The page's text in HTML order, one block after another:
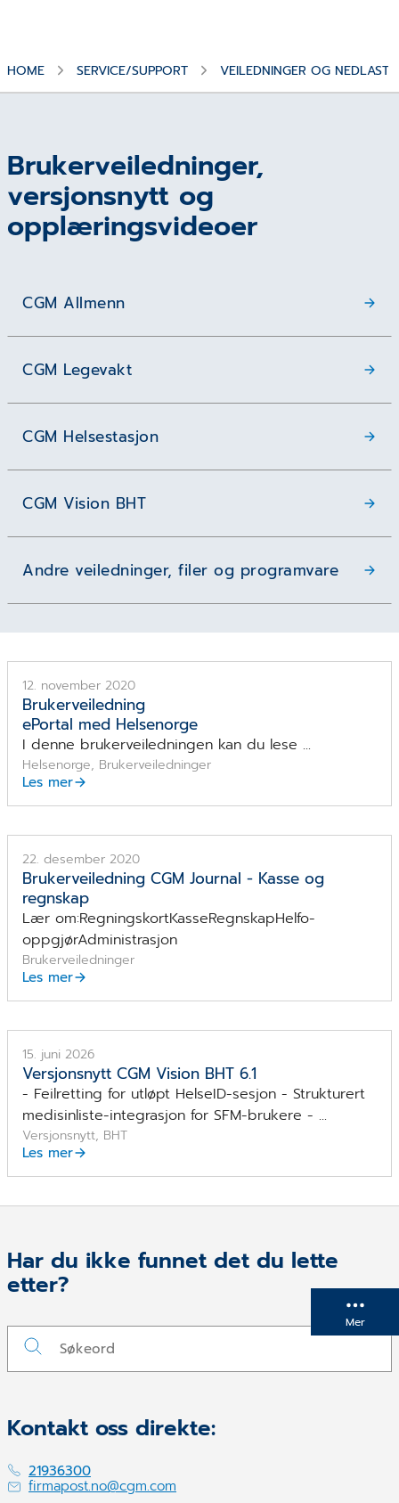
Mer
HOME SERVICE/SUPPORT VEILEDNINGER OG
Brukerveiledninger,
versjonsnytt og
opplæringsvideoer
CGM Allmenn
CGM Legevakt
CGM Helsestasjon
CGM Vision BHT
Andre veiledninger, filer og programvare
12. november 2020
Brukerveiledning
ePortal med Helsenorge
I denne brukerveiledningen kan du lese ...
Helsenorge, Brukerveiledninger
Les mer
22. desember 2020
Brukerveiledning CGM Journal - Kasse og
regnskap
Lær om:RegningskortKasseRegnskapHelfo-
oppgjørAdministrasjon
Brukerveiledninger
Les mer
15. juni 2026
Versjonsnytt CGM Vision BHT 6.1
- Feilretting for utløpt HelseID-sesjon - Strukturert
medisinliste-integrasjon for SFM-brukere - ...
Versjonsnytt, BHT
Les mer
Har du ikke funnet det du lette
etter?
Kontakt oss direkte:
21936300
firmapost.no@cgm.com